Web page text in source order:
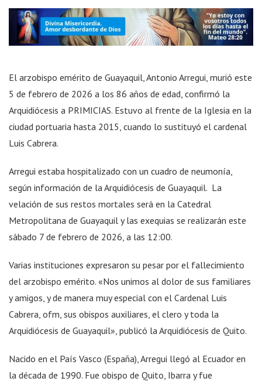
El arzobispo emérito de Guayaquil, Antonio Arregui, murió este
5 de febrero de 2026 a los 86 años de edad, confirmó la
Arquidiócesis a PRIMICIAS. Estuvo al frente de la Iglesia en la
ciudad portuaria hasta 2015, cuando lo sustituyó el cardenal
Luis Cabrera.
Arregui estaba hospitalizado con un cuadro de neumonía,
según información de la Arquidiócesis de Guayaquil. La
velación de sus restos mortales será en la Catedral
Metropolitana de Guayaquil y las exequias se realizarán este
sábado 7 de febrero de 2026, a las 12:00.
Varias instituciones expresaron su pesar por el fallecimiento
del arzobispo emérito. «Nos unimos al dolor de sus familiares
y amigos, y de manera muy especial con el Cardenal Luis
Cabrera, ofm, sus obispos auxiliares, el clero y toda la
Arquidiócesis de Guayaquil», publicó la Arquidiócesis de Quito.
Nacido en el País Vasco (España), Arregui llegó al Ecuador en
la década de 1990. Fue obispo de Quito, Ibarra y fue